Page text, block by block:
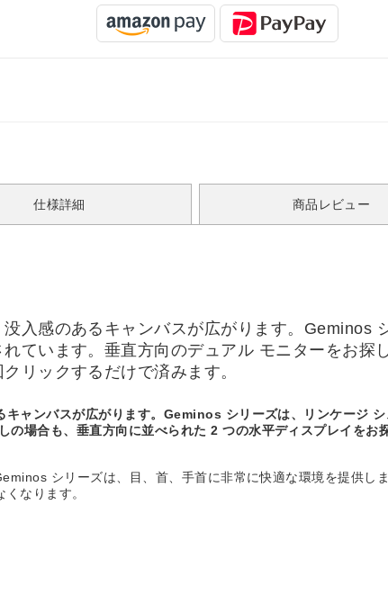
仕様詳細 商品レビュー
入感のあるキャンバスが広がります。Geminos
ています。垂直方向のデュアル モニターをお探
リックするだけで済みます。
ャンバスが広がります。Geminos シリーズは、リンケージ
場合も、垂直方向に並べられた 2 つの水平ディスプレイをお
シリーズは、目、首、手首に非常に快適な環境を提供し
なります。